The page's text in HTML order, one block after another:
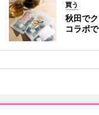
買う
秋田で
コラボ